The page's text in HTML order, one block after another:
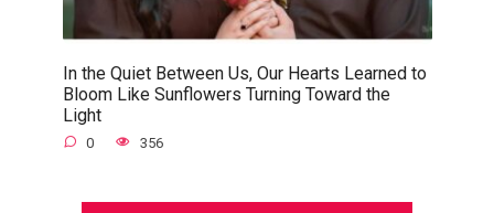
In the Quiet Between Us, Our Hearts Learned to
Bloom Like Sunflowers Turning Toward the
Light
0 356